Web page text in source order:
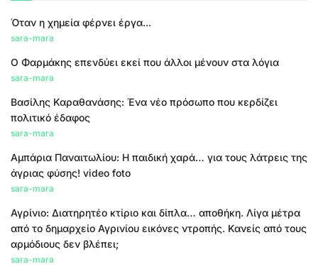
Όταν η χημεία φέρνει έργα...
sara-mara
Ο Φαρμάκης επενδύει εκεί που άλλοι μένουν στα λόγια
sara-mara
Βασίλης Καραθανάσης: Ένα νέο πρόσωπο που κερδίζει
πολιτικό έδαφος
sara-mara
Αμπάρια Παναιτωλίου: Η παιδική χαρά… για τους λάτρεις της
άγριας φύσης! video foto
sara-mara
Αγρίνιο: Διατηρητέο κτίριο και δίπλα… αποθήκη. Λίγα μέτρα
από το δημαρχείο Αγρινίου εικόνες ντροπής. Κανείς από τους
αρμόδιους δεν βλέπει;
sara-mara